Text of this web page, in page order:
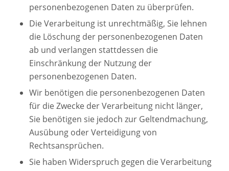
personenbezogenen Daten zu überprüfen.
Die Verarbeitung ist unrechtmäßig, Sie lehnen
die Löschung der personenbezogenen Daten
ab und verlangen stattdessen die
Einschränkung der Nutzung der
personenbezogenen Daten.
Wir benötigen die personenbezogenen Daten
für die Zwecke der Verarbeitung nicht länger,
Sie benötigen sie jedoch zur Geltendmachung,
Ausübung oder Verteidigung von
Rechtsansprüchen.
Sie haben Widerspruch gegen die Verarbeitung